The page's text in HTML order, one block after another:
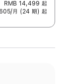
RMB 14,499 起
月 (24 期) 起